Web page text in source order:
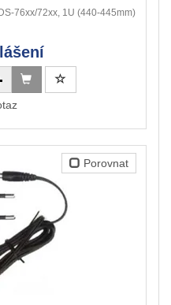
76xx/72xx, 1U (440-445mm)
Porovnat